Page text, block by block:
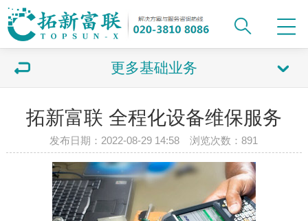
更多基础业务
拓新富联 全程化设备维保服务
发布日期：2022-08-29 14:58 浏览次数：891